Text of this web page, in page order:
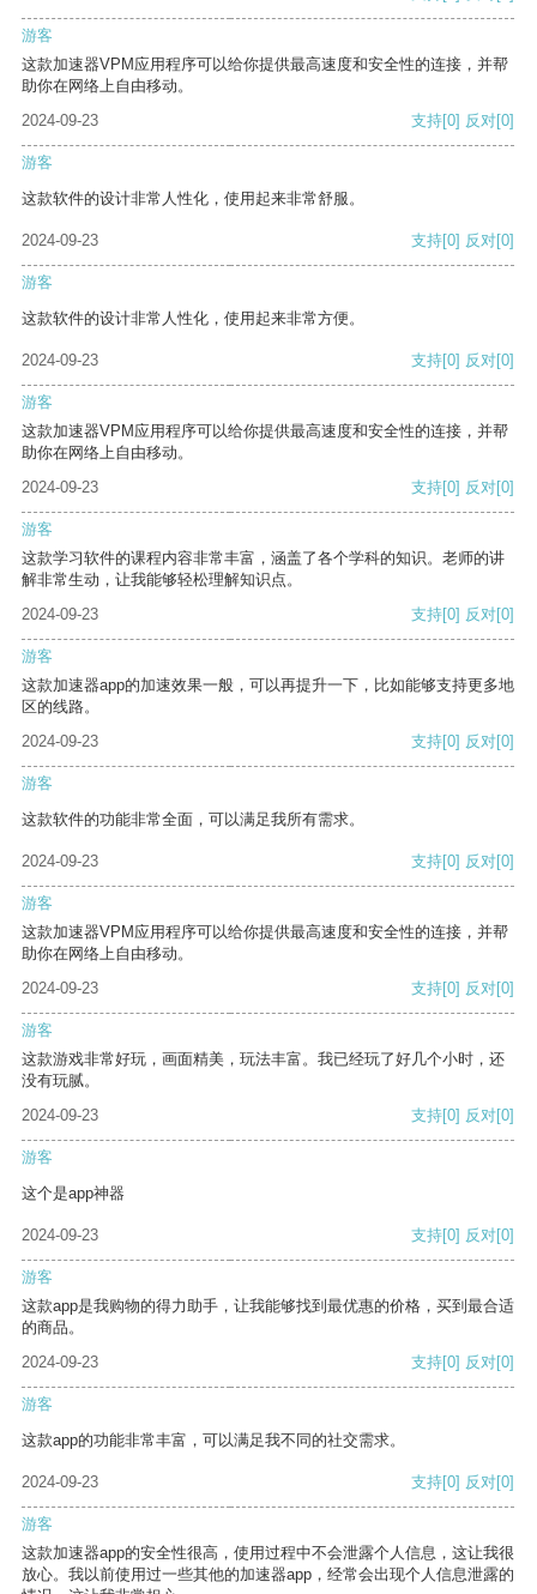
游客
这款加速器VPM应用程序可以给你提供最高速度和安全性的连接，并帮
助你在网络上自由移动。
2024-09-23
支持[0] 反对[0]
游客
这款软件的设计非常人性化，使用起来非常舒服。
2024-09-23 支持[0] 反对[0]
游客
这款软件的设计非常人性化，使用起来非常方便。
2024-09-23 支持[0] 反对[0]
游客
这款加速器VPM应用程序可以给你提供最高速度和安全性的连接，并帮
助你在网络上自由移动。
2024-09-23
支持[0] 反对[0]
游客
这款学习软件的课程内容非常丰富，涵盖了各个学科的知识。老师的讲
解非常生动，让我能够轻松理解知识点。
2024-09-23
支持[0] 反对[0]
游客
这款加速器app的加速效果一般，可以再提升一下，比如能够支持更多地
区的线路。
2024-09-23
支持[0] 反对[0]
游客
这款软件的功能非常全面，可以满足我所有需求。
2024-09-23 支持[0] 反对[0]
游客
这款加速器VPM应用程序可以给你提供最高速度和安全性的连接，并帮
助你在网络上自由移动。
2024-09-23
支持[0] 反对[0]
游客
这款游戏非常好玩，画面精美，玩法丰富。我已经玩了好几个小时，还
没有玩腻。
2024-09-23
支持[0] 反对[0]
游客
这个是app神器
2024-09-23 支持[0] 反对[0]
游客
这款app是我购物的得力助手，让我能够找到最优惠的价格，买到最合适
的商品。
2024-09-23
支持[0] 反对[0]
游客
这款app的功能非常丰富，可以满足我不同的社交需求。
2024-09-23 支持[0] 反对[0]
游客
这款加速器app的安全性很高，使用过程中不会泄露个人信息，这让我很
放心。我以前使用过一些其他的加速器app，经常会出现个人信息泄露的